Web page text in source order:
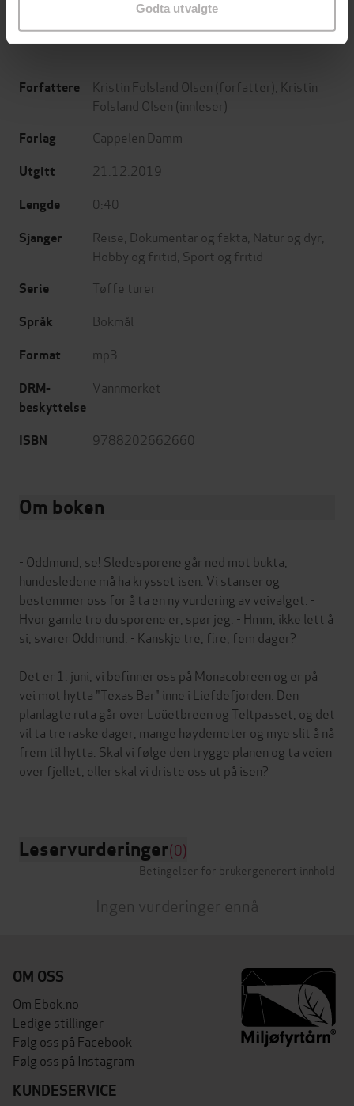
Godta utvalgte
Forfattere Kristin Folsland Olsen (forfatter), Kristin
Folsland Olsen (innleser)
Forlag Cappelen Damm
Utgitt 21.12.2019
Lengde 0:40
Sjanger Reise Dokumentar og fakta Natur og dyr
Hobby og fritid Sport og fritid
Serie Tøffe turer
Språk Bokmål
Format mp3
DRM-
beskyttelse
Vannmerket
ISBN 9788202662660
Om boken
- Oddmund, se! Sledesporene går ned mot bukta,
hundesledene må ha krysset isen. Vi stanser og
bestemmer oss for å ta en ny vurdering av veivalget. -
Hvor gamle tro du sporene er, spør jeg. - Hmm, ikke lett å
si, svarer Oddmund. - Kanskje tre, fire, fem dager?
Det er 1. juni, vi befinner oss på Monacobreen og er på
vei mot hytta "Texas Bar" inne i Liefdefjorden. Den
planlagte ruta går over Loüetbreen og Teltpasset, og det
vil ta tre raske dager, mange høydemeter og mye slit å nå
frem til hytta. Skal vi følge den trygge planen og ta veien
over fjellet, eller skal vi driste oss ut på isen?
Leservurderinger(0)
Betingelser for brukergenerert innhold
Ingen vurderinger ennå
OM OSS
Om Ebok.no
Ledige stillinger
Følg oss på Facebook
Følg oss på Instagram
KUNDESERVICE